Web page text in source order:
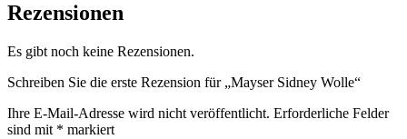
Rezensionen
Es gibt noch keine Rezensionen.
Schreiben Sie die erste Rezension für „Mayser Sidney Wolle“
Ihre E-Mail-Adresse wird nicht veröffentlicht. Erforderliche Felder
sind mit * markiert